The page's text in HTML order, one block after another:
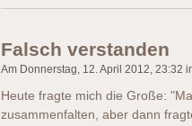
Falsch verstanden
Am Donnerstag, 12. April 2012, 23:32
Heute fragte mich die Große:
zusammenfalten, aber dann